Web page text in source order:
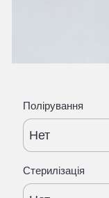
Полірування
Нет
Стерилізація